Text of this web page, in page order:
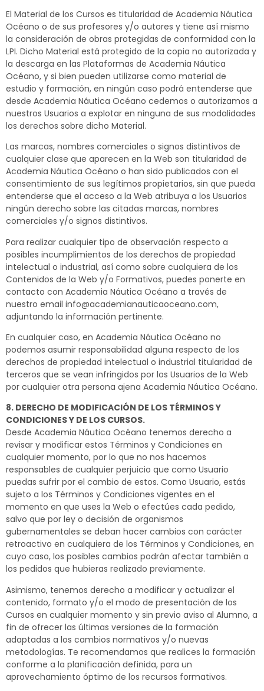
El Material de los Cursos es titularidad de Academia Náutica
Océano o de sus profesores y/o autores y tiene así mismo
la consideración de obras protegidas de conformidad con la
LPI. Dicho Material está protegido de la copia no autorizada y
la descarga en las Plataformas de Academia Náutica
Océano, y si bien pueden utilizarse como material de
estudio y formación, en ningún caso podrá entenderse que
desde Academia Náutica Océano cedemos o autorizamos a
nuestros Usuarios a explotar en ninguna de sus modalidades
los derechos sobre dicho Material.
Las marcas, nombres comerciales o signos distintivos de
cualquier clase que aparecen en la Web son titularidad de
Academia Náutica Océano o han sido publicados con el
consentimiento de sus legítimos propietarios, sin que pueda
entenderse que el acceso a la Web atribuya a los Usuarios
ningún derecho sobre las citadas marcas, nombres
comerciales y/o signos distintivos.
Para realizar cualquier tipo de observación respecto a
posibles incumplimientos de los derechos de propiedad
intelectual o industrial, así como sobre cualquiera de los
Contenidos de la Web y/o Formativos, puedes ponerte en
contacto con Academia Náutica Océano a través de
nuestro email info@academianauticaoceano.com,
adjuntando la información pertinente.
En cualquier caso, en Academia Náutica Océano no
podemos asumir responsabilidad alguna respecto de los
derechos de propiedad intelectual o industrial titularidad de
terceros que se vean infringidos por los Usuarios de la Web
por cualquier otra persona ajena Academia Náutica Océano.
8. DERECHO DE MODIFICACIÓN DE LOS TÉRMINOS Y
CONDICIONES Y DE LOS CURSOS.
Desde Academia Náutica Océano tenemos derecho a
revisar y modificar estos Términos y Condiciones en
cualquier momento, por lo que no nos hacemos
responsables de cualquier perjuicio que como Usuario
puedas sufrir por el cambio de estos. Como Usuario, estás
sujeto a los Términos y Condiciones vigentes en el
momento en que uses la Web o efectúes cada pedido,
salvo que por ley o decisión de organismos
gubernamentales se deban hacer cambios con carácter
retroactivo en cualquiera de los Términos y Condiciones, en
cuyo caso, los posibles cambios podrán afectar también a
los pedidos que hubieras realizado previamente.
Asimismo, tenemos derecho a modificar y actualizar el
contenido, formato y/o el modo de presentación de los
Cursos en cualquier momento y sin previo aviso al Alumno, a
fin de ofrecer las últimas versiones de la formación
adaptadas a los cambios normativos y/o nuevas
metodologías. Te recomendamos que realices la formación
conforme a la planificación definida, para un
aprovechamiento óptimo de los recursos formativos.